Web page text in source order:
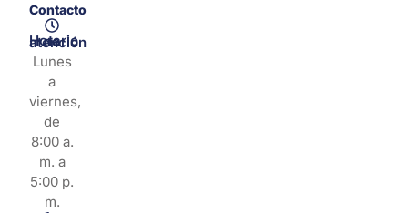
Contacto
Horario de atención
Lunes
a
viernes,
de
8:00 a.
m. a
5:00 p.
m.